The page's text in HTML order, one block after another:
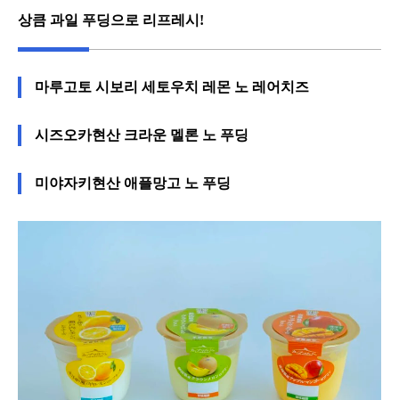
상큼 과일 푸딩으로 리프레시!
마루고토 시보리 세토우치 레몬 노 레어치즈
시즈오카현산 크라운 멜론 노 푸딩
미야자키현산 애플망고 노 푸딩